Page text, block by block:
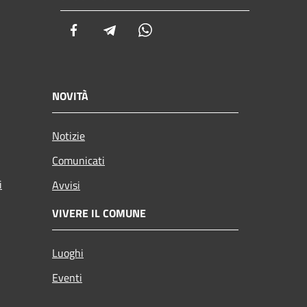
Facebook Telegram
NOVITÀ
Notizie
Comunicati
Avvisi
VIVERE IL COMUNE
Luoghi
Eventi